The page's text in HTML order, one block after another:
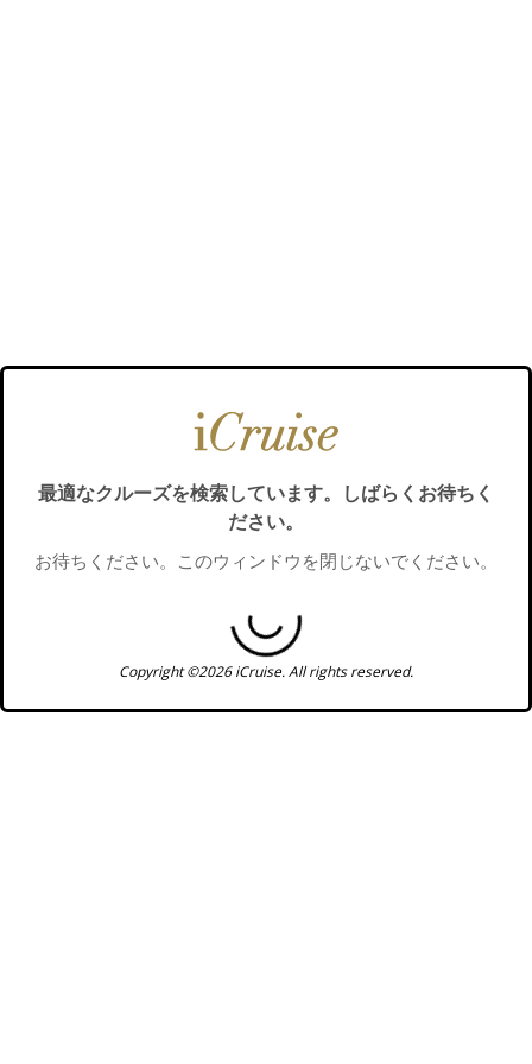
最適なクルーズを検索しています。しばらくお待ちく
ださい。
お待ちください。このウィンドウを閉じないでください。
Copyright ©2026 iCruise. All rights reserved.